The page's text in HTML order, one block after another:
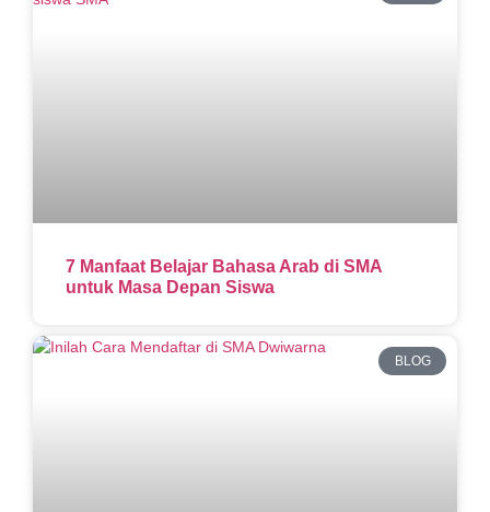
7 Manfaat Belajar Bahasa Arab di SMA
untuk Masa Depan Siswa
BLOG